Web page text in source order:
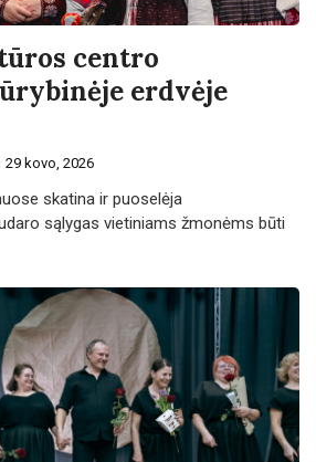
centro
erdvėje
29 kovo, 2026
skatina ir puoselėja
sąlygas vietiniams žmonėms būti